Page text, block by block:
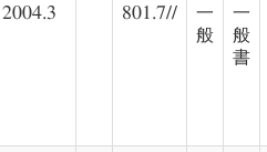
2004.3 801.7//
一
般
一
般
書